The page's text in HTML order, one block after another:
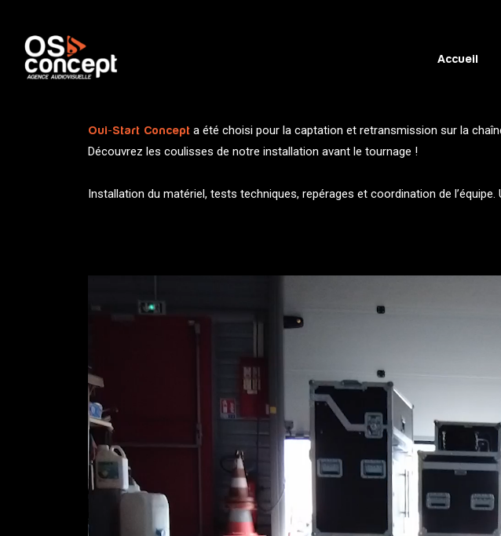
Accueil
Oui-Start Concept a été choisi pour la captation et retransmission sur la
Découvrez les coulisses de notre installation avant le tournage !
Installation du matériel, tests techniques, repérages et coordination de